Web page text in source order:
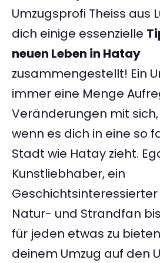
Umzugsprofi Theiss aus
dich einige essenzielle
neuen Leben in Hatay
zusammengestellt! Ein
immer eine Menge
Veränderungen mit
wenn es dich in eine so
Stadt wie Hatay zieht.
Kunstliebhaber, ein
Natur- und Strandfan
für jeden etwas zu
deinem Umzug auf den